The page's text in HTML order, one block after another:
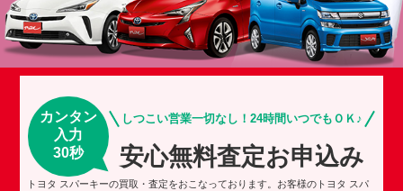
カンタン
入力
30秒
しつこい営業一切なし！24時間いつでもＯＫ♪
安心無料査定お申込み
トヨタ スパーキーの買取・査定をおこなっております。お客様のトヨタ スパ